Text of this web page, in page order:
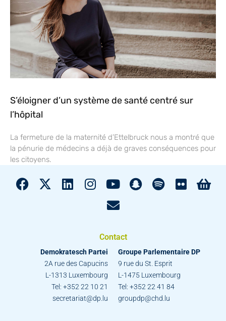
S’éloigner d’un système de santé centré sur
l’hôpital
La fermeture de la maternité d’Ettelbruck nous a montré que
la pénurie de médecins a déjà de graves conséquences pour
les citoyens.
Contact
Demokratesch Partei
2A rue des Capucins
L-1313 Luxembourg
Tel: +352 22 10 21
secretariat@dp.lu
Groupe Parlementaire DP
9 rue du St. Esprit
L-1475 Luxembourg
Tel: +352 22 41 84
groupdp@chd.lu